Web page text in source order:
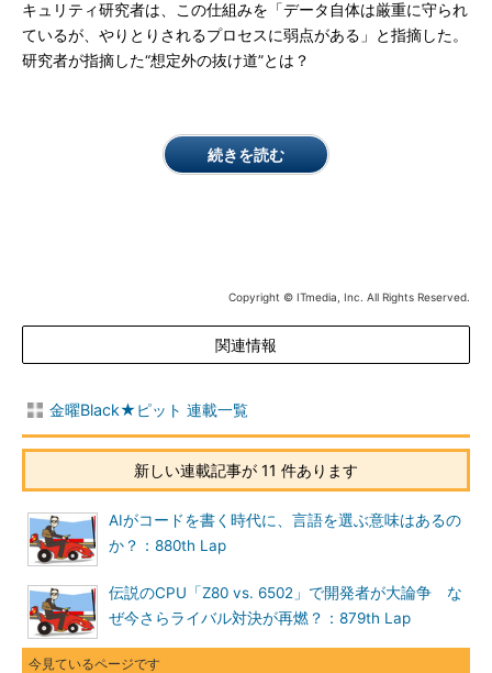
キュリティ研究者は、この仕組みを「データ自体は厳重に守られ
ているが、やりとりされるプロセスに弱点がある」と指摘した。
研究者が指摘した“想定外の抜け道”とは？
続きを読む
Copyright © ITmedia, Inc. All Rights Reserved.
関連情報
金曜Black★ピット 連載一覧
新しい連載記事が 11 件あります
AIがコードを書く時代に、言語を選ぶ意味はあるの
か？：880th Lap
伝説のCPU「Z80 vs. 6502」で開発者が大論争 な
ぜ今さらライバル対決が再燃？：879th Lap